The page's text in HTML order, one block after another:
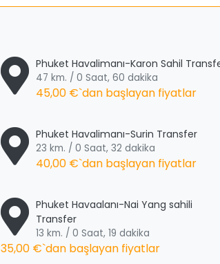
Phuket Havalimanı-Karon Sahil
47 km. / 0 Saat, 60 dakika
45,00 €`dan başlayan fiyatlar
Phuket Havalimanı-Surin Transfer
23 km. / 0 Saat, 32 dakika
40,00 €`dan başlayan fiyatlar
Phuket Havaalanı-Nai Yang sahili
Transfer
13 km. / 0 Saat, 19 dakika
35,00 €`dan başlayan fiyatlar